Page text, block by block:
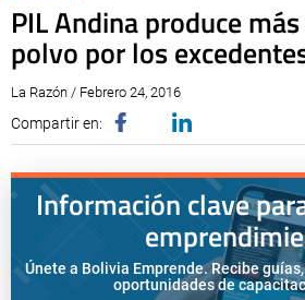
PIL Andina produce
polvo por los
La Razón / Febrero 24, 2016
Compartir en:
Información clave
Únete a Bolivia Emprende. Recibe
oportunidades de